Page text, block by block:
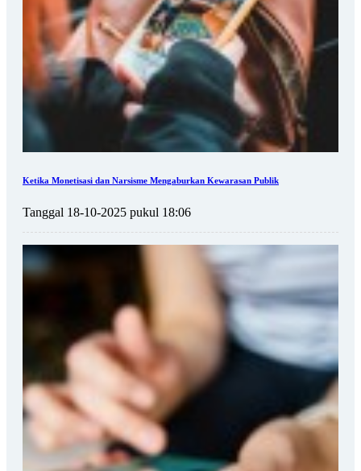
Ketika Monetisasi dan Narsisme Mengaburkan Kewarasan Publik
Tanggal 18-10-2025 pukul 18:06